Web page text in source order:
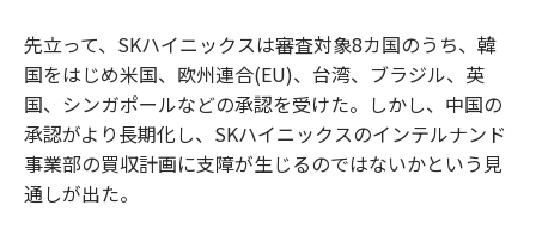
先立って、SKハイニックスは審査対象8カ国のうち、韓
国をはじめ米国、欧州連合(EU)、台湾、ブラジル、英
国、シンガポールなどの承認を受けた。しかし、中国の
承認がより長期化し、SKハイニックスのインテルナンド
事業部の買収計画に支障が生じるのではないかという見
通しが出た。